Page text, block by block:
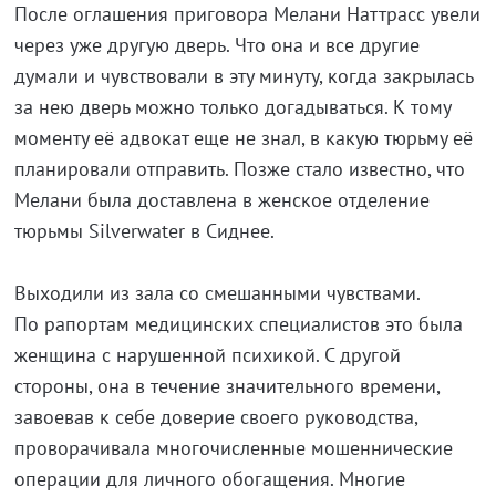
После оглашения приговора Мелани Наттрасс увели
через уже другую дверь. Что она и все другие
думали и чувствовали в эту минуту, когда закрылась
за нею дверь можно только догадываться. К тому
моменту её адвокат еще не знал, в какую тюрьму её
планировали отправить. Позже стало известно, что
Мелани была доставлена в женское отделение
тюрьмы Silverwater в Сиднее.
Выходили из зала со смешанными чувствами.
По рапортам медицинских специалистов это была
женщина с нарушенной психикой. С другой
стороны, она в течение значительного времени,
завоевав к себе доверие своего руководства,
проворачивала многочисленные мошеннические
операции для личного обогащения. Многие